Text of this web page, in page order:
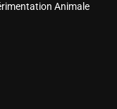
Animale